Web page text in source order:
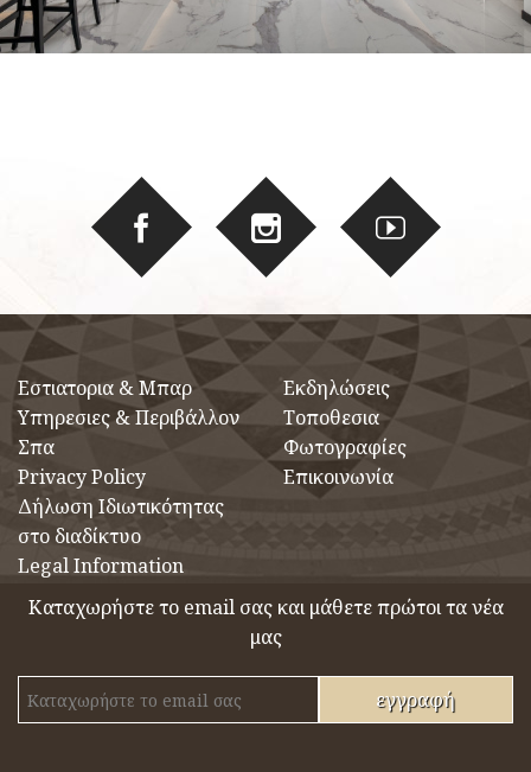
Eστιατορια & Μπαρ
Υπηρεσιες & Περιβάλλον
Σπα
Privacy Policy
Δήλωση Ιδιωτικότητας
στο διαδίκτυο
Legal Information
Εκδηλώσεις
Τοποθεσια
Φωτογραφίες
Επικοινωνία
Καταχωρήστε το email σας και μάθετε πρώτοι τα νέα
μας
εγγραφή